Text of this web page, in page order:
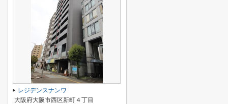
レジデンスナンワ
大阪府大阪市西区新町４丁目